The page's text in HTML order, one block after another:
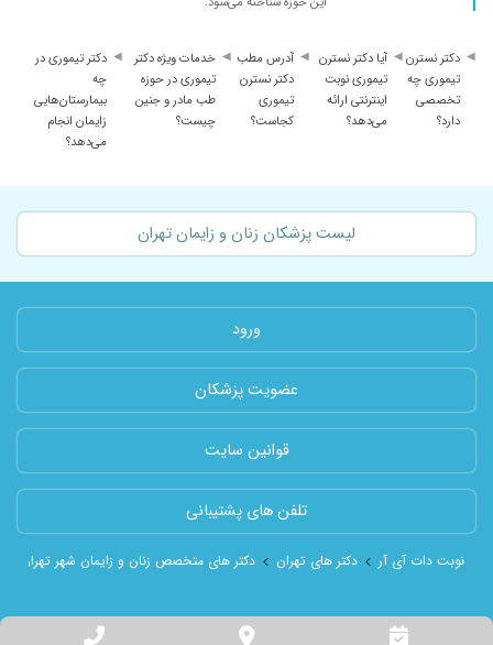
دکتر نسترن
تیموری چه
تخصصی
دارد؟
آیا دکتر نسترن
تیموری نوبت
اینترنتی ارائه
می‌دهد؟
آدرس مطب
دکتر نسترن
تیموری
کجاست؟
خدمات ویژه دکتر
تیموری در حوزه
طب مادر و جنین
چیست؟
دکتر تیموری در
چه
بیمارستان‌هایی
زایمان انجام
می‌دهد؟
لیست پزشکان زنان و زایمان تهران
ورود
عضویت پزشکان
قوانین سایت
تلفن های پشتیبانی
نوبت دات آی آر دکتر های تهران دکتر های متخصص زنان و زایمان شهر تهران